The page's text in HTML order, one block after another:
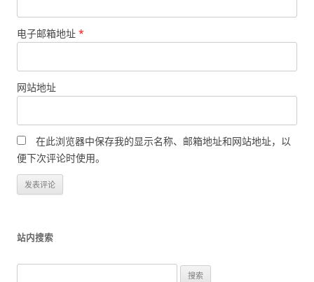
电子邮箱地址 *
网站地址
在此浏览器中保存我的显示名称、邮箱地址和网站地址，以
便下次评论时使用。
站内搜索